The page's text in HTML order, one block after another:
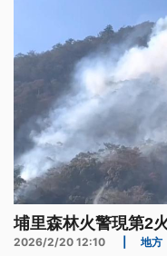
埔里森林火警現第2
2026/2/20 12:10 地方